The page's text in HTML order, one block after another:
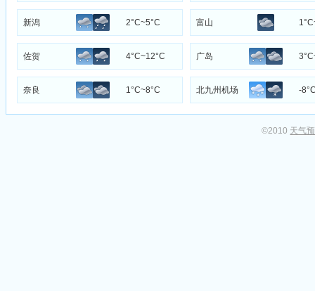
新潟 2°C~5°C 富山
佐贺 4°C~12°C 广岛
奈良 1°C~8°C 北九州机场 -
©2010 天气